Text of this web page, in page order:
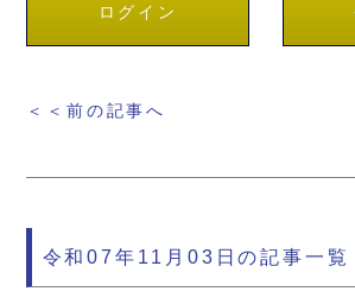
ログイン
＜＜前の記事へ
令和07年11月03日の記事一覧